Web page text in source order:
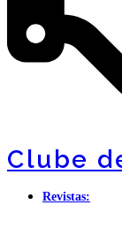
Clube
Revistas: